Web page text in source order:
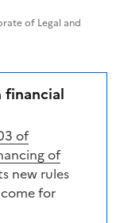
of Legal and
financial
of
new rules
for